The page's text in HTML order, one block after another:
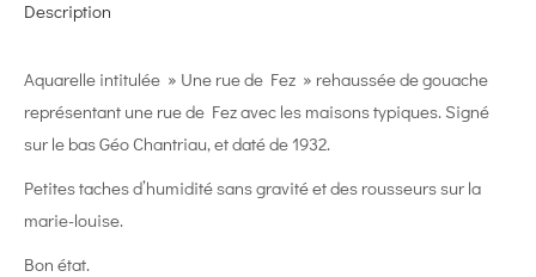
Description
Aquarelle intitulée » Une rue de Fez » rehaussée de gouache
représentant une rue de Fez avec les maisons typiques. Signé
sur le bas Géo Chantriau, et daté de 1932.
Petites taches d’humidité sans gravité et des rousseurs sur la
marie-louise.
Bon état.